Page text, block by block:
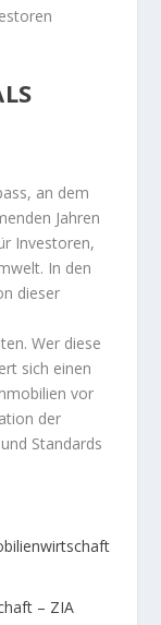
an dem
Jahren
Investoren,
In den
dieser
Wer diese
sich einen
vor
der
Standards
– ZIA